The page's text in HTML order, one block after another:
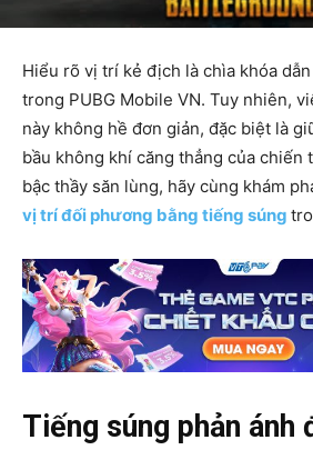
Hiểu rõ vị trí kẻ địch là chìa khóa
trong PUBG Mobile VN. Tuy nhiên,
này không hề đơn giản, đặc biệt là
bầu không khí căng thẳng của
bậc thầy săn lùng, hãy cùng khám
vị trí đối phương bằng tiếng súng
Tiếng súng phản